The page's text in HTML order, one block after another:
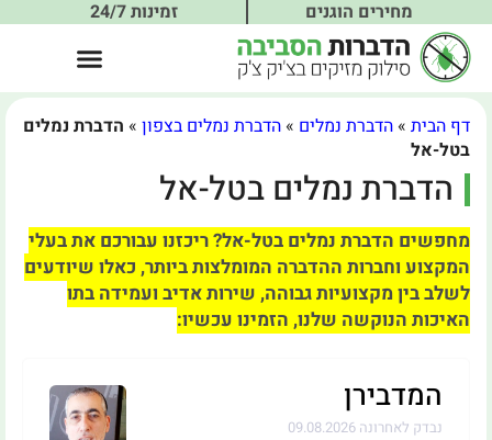
מחירים הוגנים זמינות 24/7
דף הבית »הדברת נמלים »הדברת נמלים בצפון » הדברת נמלים
בטל-אל
הדברת נמלים בטל-אל
מחפשים הדברת נמלים בטל-אל? ריכזנו עבורכם את בעלי
המקצוע וחברות ההדברה המומלצות ביותר, כאלו שיודעים
לשלב בין מקצועיות גבוהה, שירות אדיב ועמידה בתו
האיכות הנוקשה שלנו, הזמינו עכשיו:
המדבירן
נבדק לאחרונה 09.08.2026